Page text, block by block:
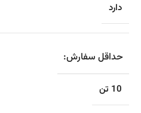
دارد
حداقل سفارش:
10 تن